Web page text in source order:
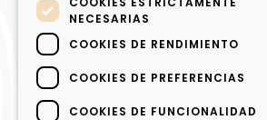
NECESARIAS
COOKIES DE RENDIMIENTO
COOKIES DE PREFERENCIAS
COOKIES DE FUNCIONALIDAD